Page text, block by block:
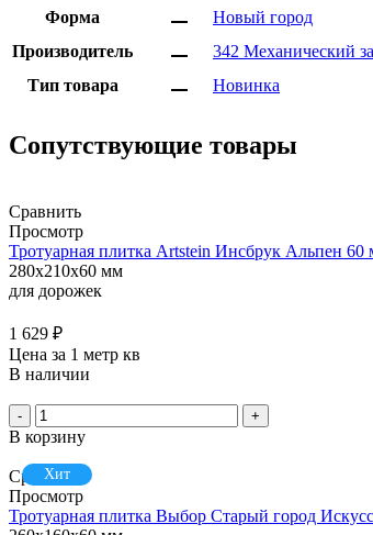
Форма
Новый город
Производитель
342 Механический
Тип товара
Новинка
Сопутствующие товары
Сравнить
Просмотр
Тротуарная плитка Artstein Инсбрук Альпен
280x210x60 мм
для дорожек
1 629 ₽
Цена за 1 метр кв
В наличии
- +
В корзину
Хит
Сравнить
Просмотр
Тротуарная плитка Выбор Старый город